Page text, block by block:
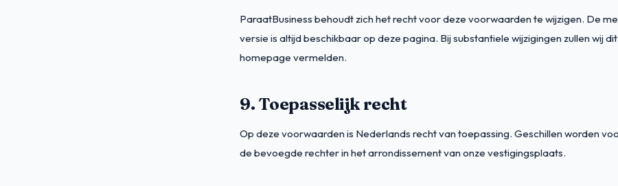
ParaatBusiness behoudt zich het recht voor deze voorwaarden te wijzigen. De
versie is altijd beschikbaar op deze pagina. Bij substantiele wijzigingen zullen wij
homepage vermelden.
9. Toepasselijk recht
Op deze voorwaarden is Nederlands recht van toepassing. Geschillen worden
de bevoegde rechter in het arrondissement van onze vestigingsplaats.